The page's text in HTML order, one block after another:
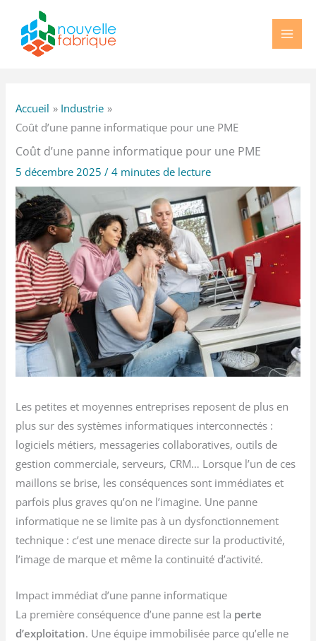
contenu
Accueil
Industrie
Coût d’une panne informatique pour une PME
Coût d’une panne informatique pour une PME
5 décembre 2025/4 minutes de lecture
Les petites et moyennes entreprises reposent de plus en
plus sur des systèmes informatiques interconnectés :
logiciels métiers, messageries collaboratives, outils de
gestion commerciale, serveurs, CRM… Lorsque l’un de ces
maillons se brise, les conséquences sont immédiates et
parfois plus graves qu’on ne l’imagine. Une panne
informatique ne se limite pas à un dysfonctionnement
technique : c’est une menace directe sur la productivité,
l’image de marque et même la continuité d’activité.
Impact immédiat d’une panne informatique
La première conséquence d’une panne est la perte
d’exploitation. Une équipe immobilisée parce qu’elle ne